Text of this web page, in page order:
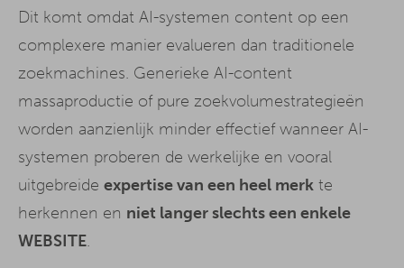
Dit komt omdat AI-systemen content op een
complexere manier evalueren dan traditionele
zoekmachines. Generieke AI-content
massaproductie of pure zoekvolumestrategieën
worden aanzienlijk minder effectief wanneer AI-
systemen proberen de werkelijke en vooral
uitgebreide expertise van een heel merk te
herkennen en niet langer slechts een enkele
WEBSITE.